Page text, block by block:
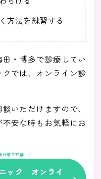
方法を練習する
・博多で診療してい
では、オンライン診
いただけますので、
安な時もお気軽にお
け取り可能
ック オンライ